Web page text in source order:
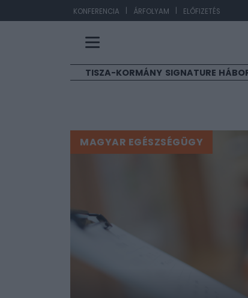
KONFERENCIA | ÁRFOLYAM | ELŐFIZETÉS
TISZA-KORMÁNY SIGNATURE
MAGYAR EGÉSZSÉGÜGY